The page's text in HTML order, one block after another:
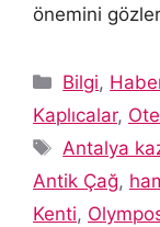
önemini
Kategoriler
Bilgi,
Kaplıcalar,
Etiketler
Antalya
Antik Çağ,
Kenti,